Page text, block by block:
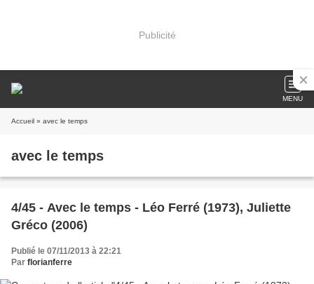
Publicité
MENU
Accueil » avec le temps
avec le temps
4/45 - Avec le temps - Léo Ferré (1973), Juliette
Gréco (2006)
Publié le 07/11/2013 à 22:21
Par florianferre